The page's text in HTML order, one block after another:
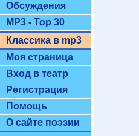
Обсуждения
MP3 - Top 30
Классика в mp3
Моя страница
Вход в театр
Регистрация
Помощь
О сайте поэзии